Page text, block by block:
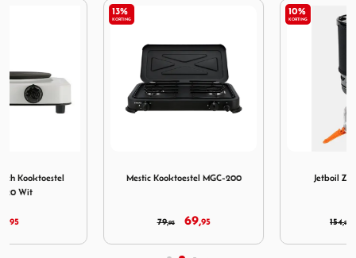
Mestic Kooktoestel MGC-200 Jetboil Zip 1.0 L Carbon